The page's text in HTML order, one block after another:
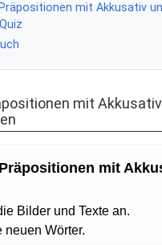
mit Akkusativ
mit